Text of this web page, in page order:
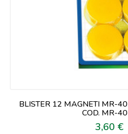
BLISTER 12 MAGNETI MR-
COD. MR-
Prezzo
3,60 €